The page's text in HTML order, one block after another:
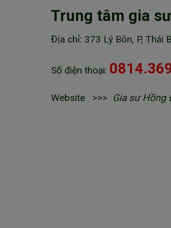
Trung tâm gia
Địa chỉ: 373 Lý Bôn, P, Thái
Số điện thoại:
Website >>> Gia sư Hồng